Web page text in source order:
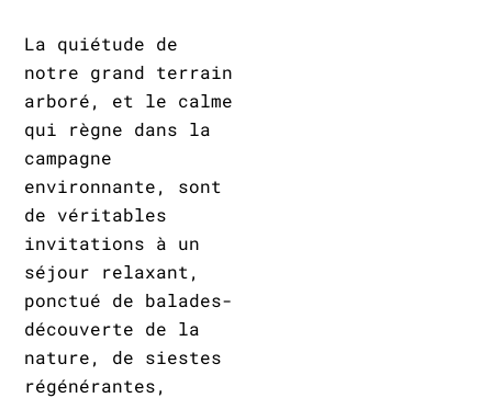
La quiétude de
notre grand terrain
arboré, et le calme
qui règne dans la
campagne
environnante, sont
de véritables
invitations à un
séjour relaxant,
ponctué de balades-
découverte de la
nature, de siestes
régénérantes,